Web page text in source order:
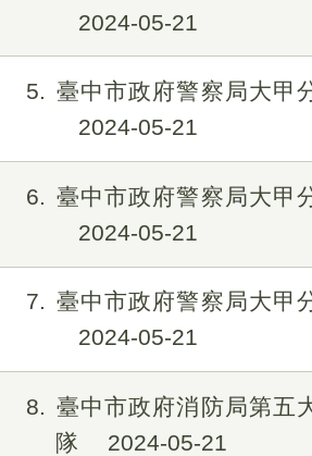
2024-05-21
5
臺中市政府警察局大甲
2024-05-21
6
臺中市政府警察局大甲
2024-05-21
7
臺中市政府警察局大甲
2024-05-21
8
臺中市政府消防局第五
隊
2024-05-21